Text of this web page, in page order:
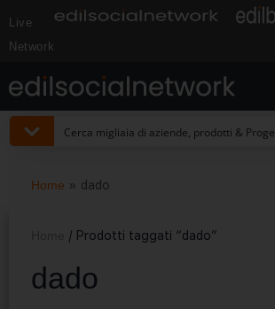
Live
Network
Home » dado
/ Prodotti taggati “dado”
dado